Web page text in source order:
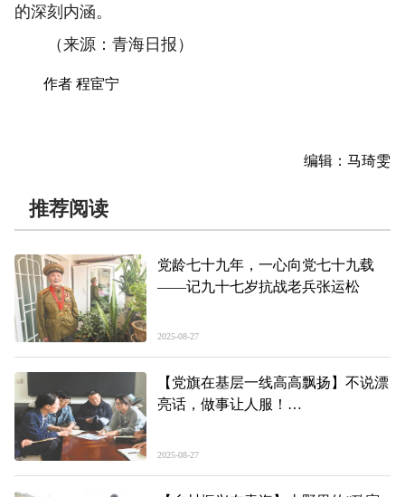
的深刻内涵。
（来源：青海日报）
作者 程宦宁
编辑：马琦雯
推荐阅读
党龄七十九年，一心向党七十九载
——记九十七岁抗战老兵张运松
2025-08-27
【党旗在基层一线高高飘扬】不说漂
亮话，做事让人服！
村党支部书记邓颖颖
2025-08-27